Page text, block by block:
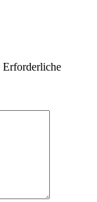
Erforderliche